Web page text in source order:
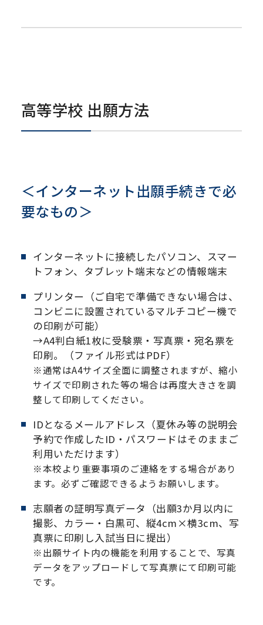
高等学校 出願方法
＜インターネット出願手続きで必
要なもの＞
インターネットに接続したパソコン、スマー
トフォン、タブレット端末などの情報端末
プリンター（ご自宅で準備できない場合は、
コンビニに設置されているマルチコピー機で
の印刷が可能）
→A4判白紙1枚に受験票・写真票・宛名票を
印刷。（ファイル形式はPDF）
※通常はA4サイズ全面に調整されますが、縮小
サイズで印刷された等の場合は再度大きさを調
整して印刷してください。
IDとなるメールアドレス（夏休み等の説明会
予約で作成したID・パスワードはそのままご
利用いただけます）
※本校より重要事項のご連絡をする場合があり
ます。必ずご確認できるようお願いします。
志願者の証明写真データ（出願3か月以内に
撮影、カラー・白黒可、縦4cm×横3cm、写
真票に印刷し入試当日に提出）
※出願サイト内の機能を利用することで、写真
データをアップロードして写真票にて印刷可能
です。